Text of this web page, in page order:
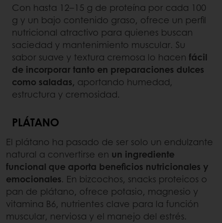
Con hasta 12–15 g de proteína por cada 100
g y un bajo contenido graso, ofrece un perfil
nutricional atractivo para quienes buscan
saciedad y mantenimiento muscular. Su
sabor suave y textura cremosa lo hacen fácil
de incorporar tanto en preparaciones dulces
como saladas, aportando humedad,
estructura y cremosidad.
PLÁTANO
El plátano ha pasado de ser solo un endulzante
natural a convertirse en un ingrediente
funcional que aporta beneficios nutricionales y
emocionales. En bizcochos, snacks proteicos o
pan de plátano, ofrece potasio, magnesio y
vitamina B6, nutrientes clave para la función
muscular, nerviosa y el manejo del estrés.